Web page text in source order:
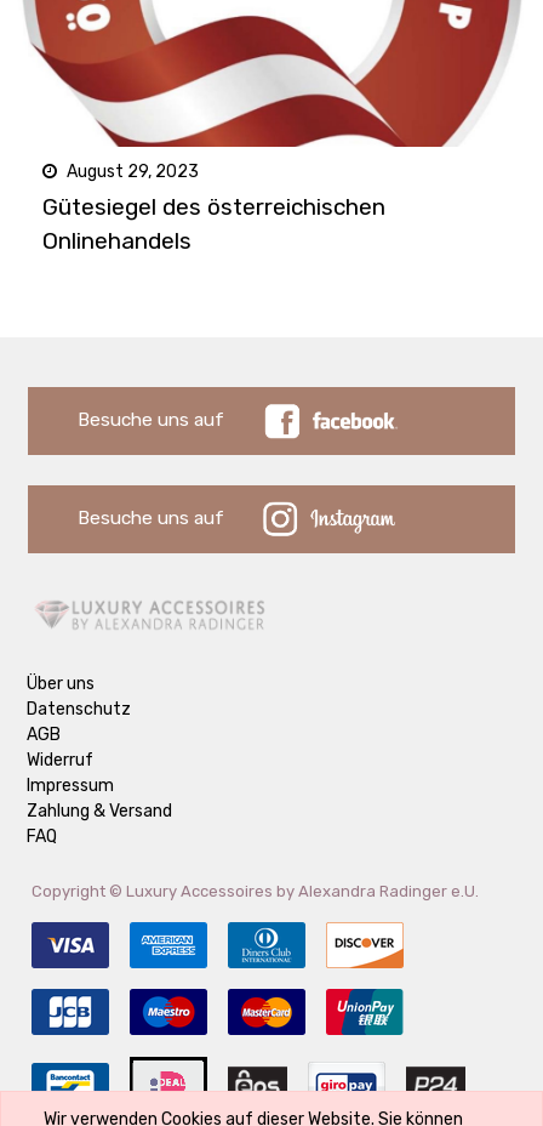
Wir verwenden Cookies auf dieser Website. Sie können
August 29, 2023
Gütesiegel des österreichischen
Onlinehandels
Besuche uns auf
Besuche uns auf
Über uns
Datenschutz
AGB
Widerruf
Impressum
Zahlung & Versand
FAQ
Copyright © Luxury Accessoires by Alexandra Radinger e.U.